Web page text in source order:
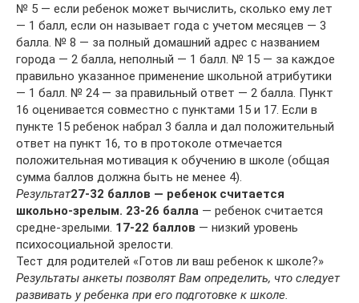
№ 5 — если ребенок может вычислить, сколько ему лет
— 1 балл, если он называет года с учетом месяцев — 3
балла. № 8 — за полный домашний адрес с названием
города — 2 балла, неполный — 1 балл. № 15 — за каждое
правильно указанное применение школьной атрибутики
— 1 балл. № 24 — за правильный ответ — 2 балла. Пункт
16 оценивается совместно с пунктами 15 и 17. Если в
пункте 15 ребенок набрал 3 балла и дал положительный
ответ на пункт 16, то в протоколе отмечается
положительная мотивация к обучению в школе (общая
сумма баллов должна быть не менее 4).
Результат27-32 баллов — ребенок считается
школьно-зрелым. 23-26 балла — ребенок считается
средне-зрелыми. 17-22 баллов — низкий уровень
психосоциальной зрелости.
Тест для родителей «Готов ли ваш ребенок к школе?»
Результаты анкеты позволят Вам определить, что следует
развивать у ребенка при его подготовке к школе.